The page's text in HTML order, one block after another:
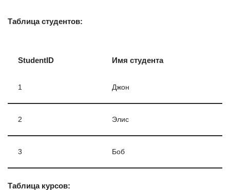
Таблица студентов:
StudentID Имя студента
1 Джон
2 Элис
3 Боб
Таблица курсов: